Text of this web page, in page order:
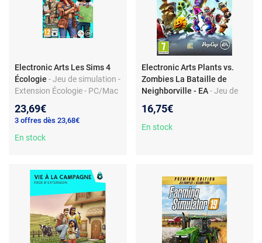
Electronic Arts Les Sims 4
Écologie - Jeu de simulation -
Extension Écologie - PC/Mac
23,69€
3 offres dès 23,68€
En stock
Electronic Arts Plants vs.
Zombies La Bataille de
Neighborville - EA - Jeu de
les zombies
16,75€
En stock